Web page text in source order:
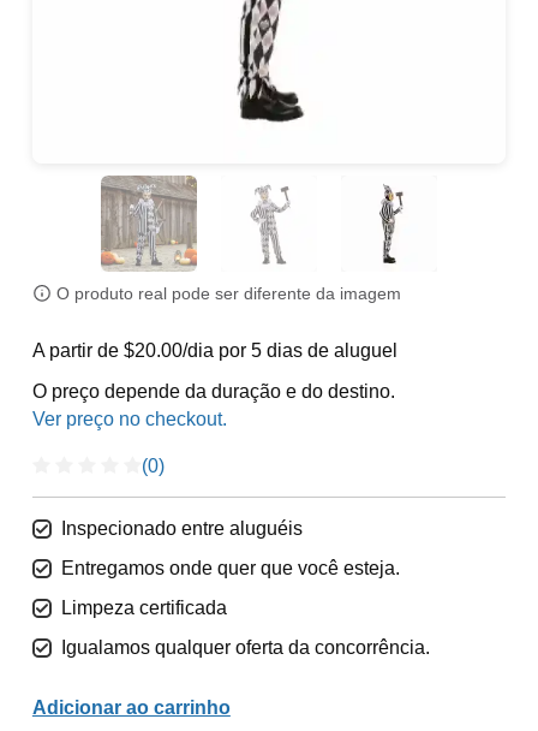
O produto real pode ser diferente da imagem
A partir de $20.00/dia por 5 dias de aluguel
O preço depende da duração e do destino.
(0)
Inspecionado entre aluguéis
Entregamos onde quer que você esteja.
Limpeza certificada
Igualamos qualquer oferta da concorrência.
Adicionar ao carrinho